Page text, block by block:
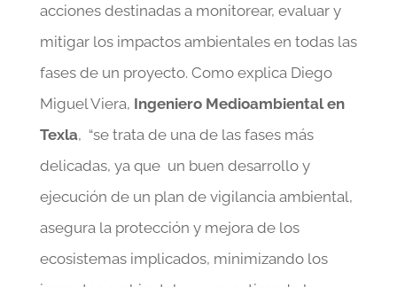
acciones destinadas a monitorear, evaluar y
mitigar los impactos ambientales en todas las
fases de un proyecto. Como explica Diego
Miguel Viera, Ingeniero Medioambiental en
Texla, “se trata de una de las fases más
delicadas, ya que un buen desarrollo y
ejecución de un plan de vigilancia ambiental,
asegura la protección y mejora de los
ecosistemas implicados, minimizando los